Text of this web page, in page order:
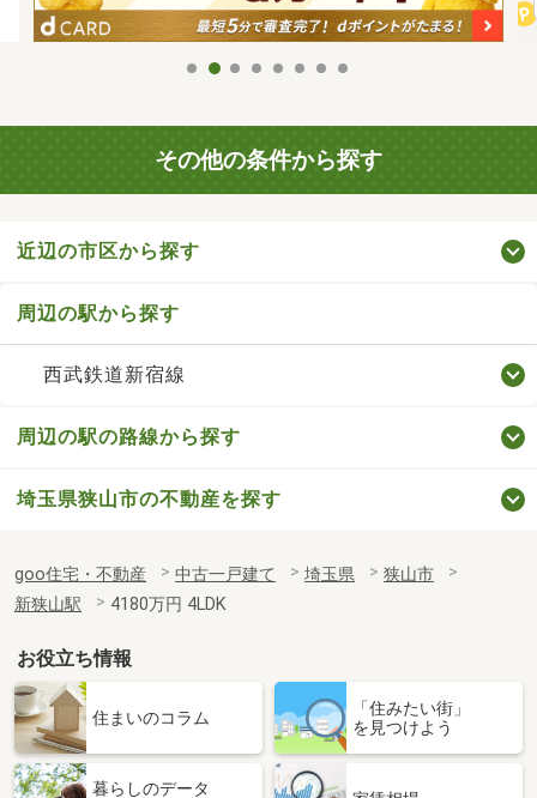
その他の条件から探す
近辺の市区から探す
周辺の駅から探す
西武鉄道新宿線
周辺の駅の路線から探す
埼玉県狭山市の不動産を探す
goo住宅・不動産 中古一戸建て 埼玉県
狭山市
新狭山駅
4180万円 4LDK
お役立ち情報
住まいのコラム
「住みたい街」
を見つけよう
暮らしのデータ